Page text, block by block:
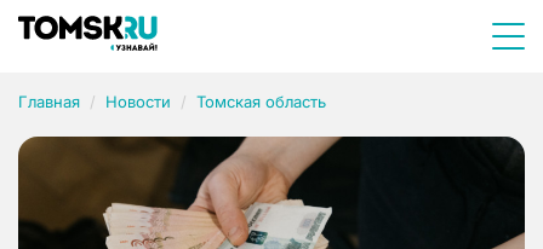
Главная Новости Томская область